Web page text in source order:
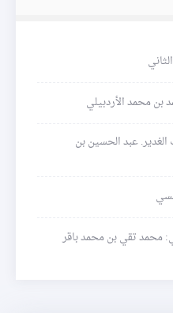
بن محمد الأردبيلي
عبد الحسين بن
محمد تقي بن محمد باقر